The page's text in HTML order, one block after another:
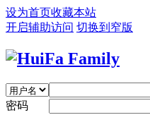
设为首页收藏本站
开启辅助访问 切换到窄版
密码